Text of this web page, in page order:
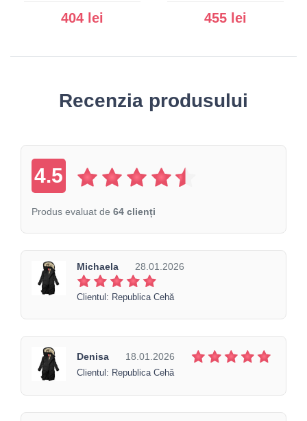
404 lei 455 lei
Recenzia produsului
4.5
Produs evaluat de 64 clienți
Michaela 28.01.2026
Clientul: Republica Cehă
Denisa 18.01.2026
Clientul: Republica Cehă